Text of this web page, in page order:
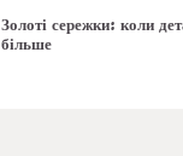
Золоті сережки: коли
більше